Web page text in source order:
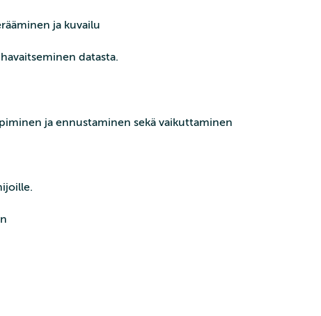
ja kuvailu
datasta.
ja ennustaminen sekä vaikuttaminen